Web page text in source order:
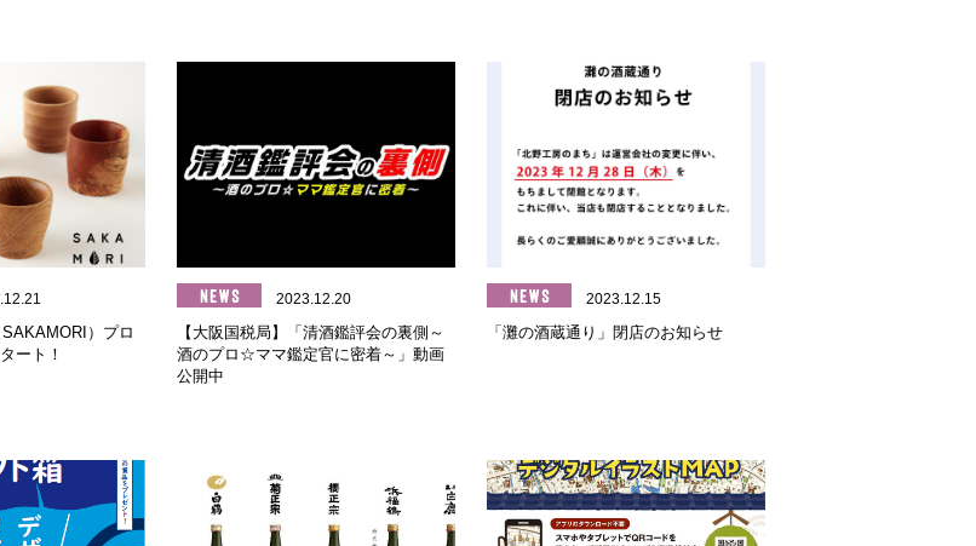
SAKAMORI）プロ
ート！
2023.12.20
【大阪国税局】「清酒鑑評会の裏側～
酒のプロ☆ママ鑑定官に密着～」動画
公開中
2023.12.15
「灘の酒蔵通り」閉店のお知らせ